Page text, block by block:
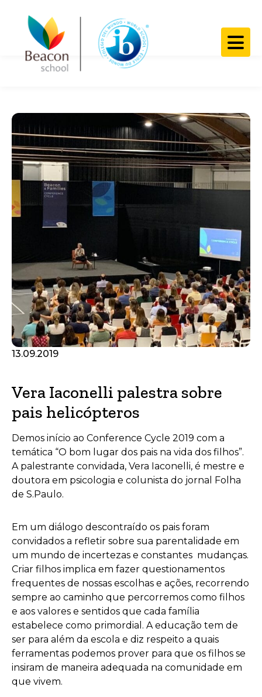
13.09.2019
Vera Iaconelli palestra sobre
pais helicópteros
Demos início ao Conference Cycle 2019 com a
temática “O bom lugar dos pais na vida dos filhos”.
A palestrante convidada, Vera Iaconelli, é mestre e
doutora em psicologia e colunista do jornal Folha
de S.Paulo.
Em um diálogo descontraído os pais foram
convidados a refletir sobre sua parentalidade em
um mundo de incertezas e constantes mudanças.
Criar filhos implica em fazer questionamentos
frequentes de nossas escolhas e ações, recorrendo
sempre ao caminho que percorremos como filhos
e aos valores e sentidos que cada família
estabelece como primordial. A educação tem de
ser para além da escola e diz respeito a quais
ferramentas podemos prover para que os filhos se
insiram de maneira adequada na comunidade em
que vivem.